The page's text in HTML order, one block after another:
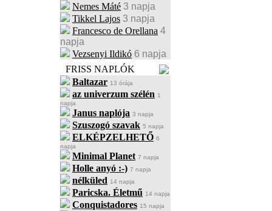
Nemes Máté 3 napja
Tikkel Lajos 3 napja
Francesco de Orellana 4
napja
Vezsenyi Ildikó 6 napja
FRISS NAPLÓK
Baltazar 13 órája
az univerzum szélén 1
napja
Janus naplója 3 napja
Szuszogó szavak 5 napja
ELKÉPZELHETŐ 6
napja
Minimal Planet 7 napja
Holle anyó :-) 7 napja
nélküled 14 napja
Paricska. Életmű 14 napja
Conquistadores 15 napja